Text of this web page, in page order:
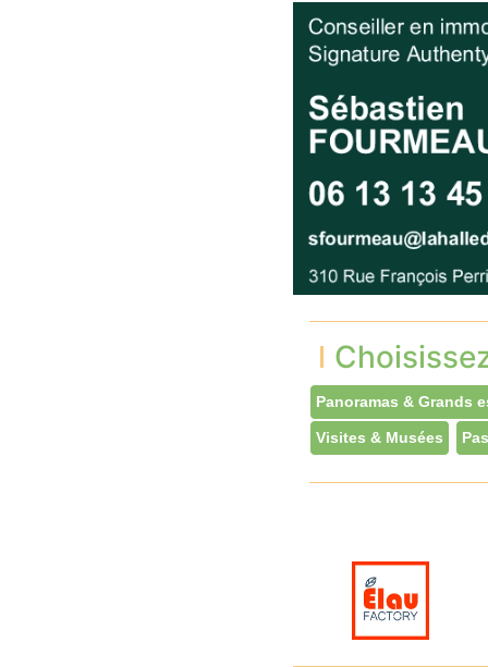
Panoramas & Grands
Visites & Musées